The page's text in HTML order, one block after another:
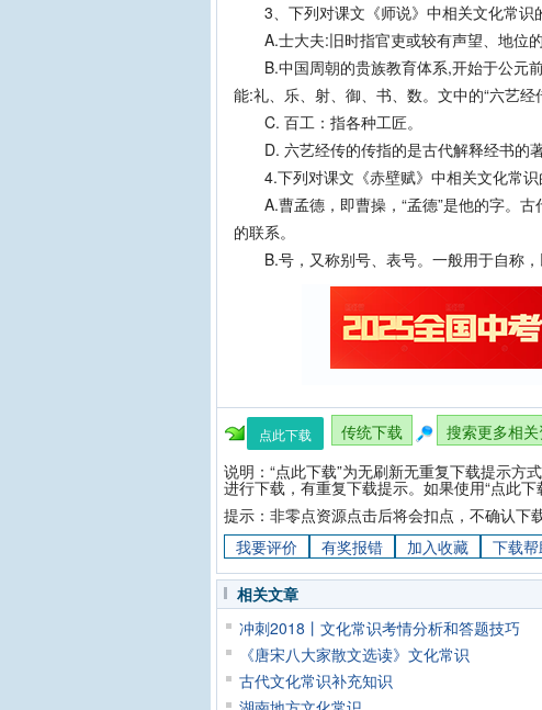
3、下列对课文《师说》中相关文化常识
A.士大夫:旧时指官吏或较有声望、地位的
B.中国周朝的贵族教育体系,开始于公元
能:礼、乐、射、御、书、数。文中的“六艺经
C. 百工：指各种工匠。
D. 六艺经传的传指的是古代解释经书的著
4.下列对课文《赤壁赋》中相关文化常识
A.曹孟德，即曹操，“孟德”是他的字。古
的联系。
B.号，又称别号、表号。一般用于自称，
点此下载 传统下载
搜索更多相
说明：“点此下载”为无刷新无重复下载提示方
进行下载，有重复下载提示。如果使用“点此下
提示：非零点资源点击后将会扣点，不确认下
我要评价
有奖报错 加入收藏 下载帮
相关文章
冲刺2018丨文化常识考情分析和答题技巧
《唐宋八大家散文选读》文化常识
古代文化常识补充知识